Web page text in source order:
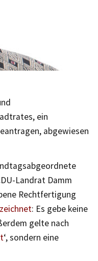
ein
abgewiesen
Landrat Damm
Rechtfertigung
: Es gebe keine
gelte nach
‘, sondern eine